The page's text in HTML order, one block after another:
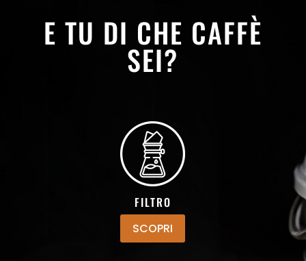
E TU DI CHE CAFFÈ
SEI?
FILTRO
SCOPRI